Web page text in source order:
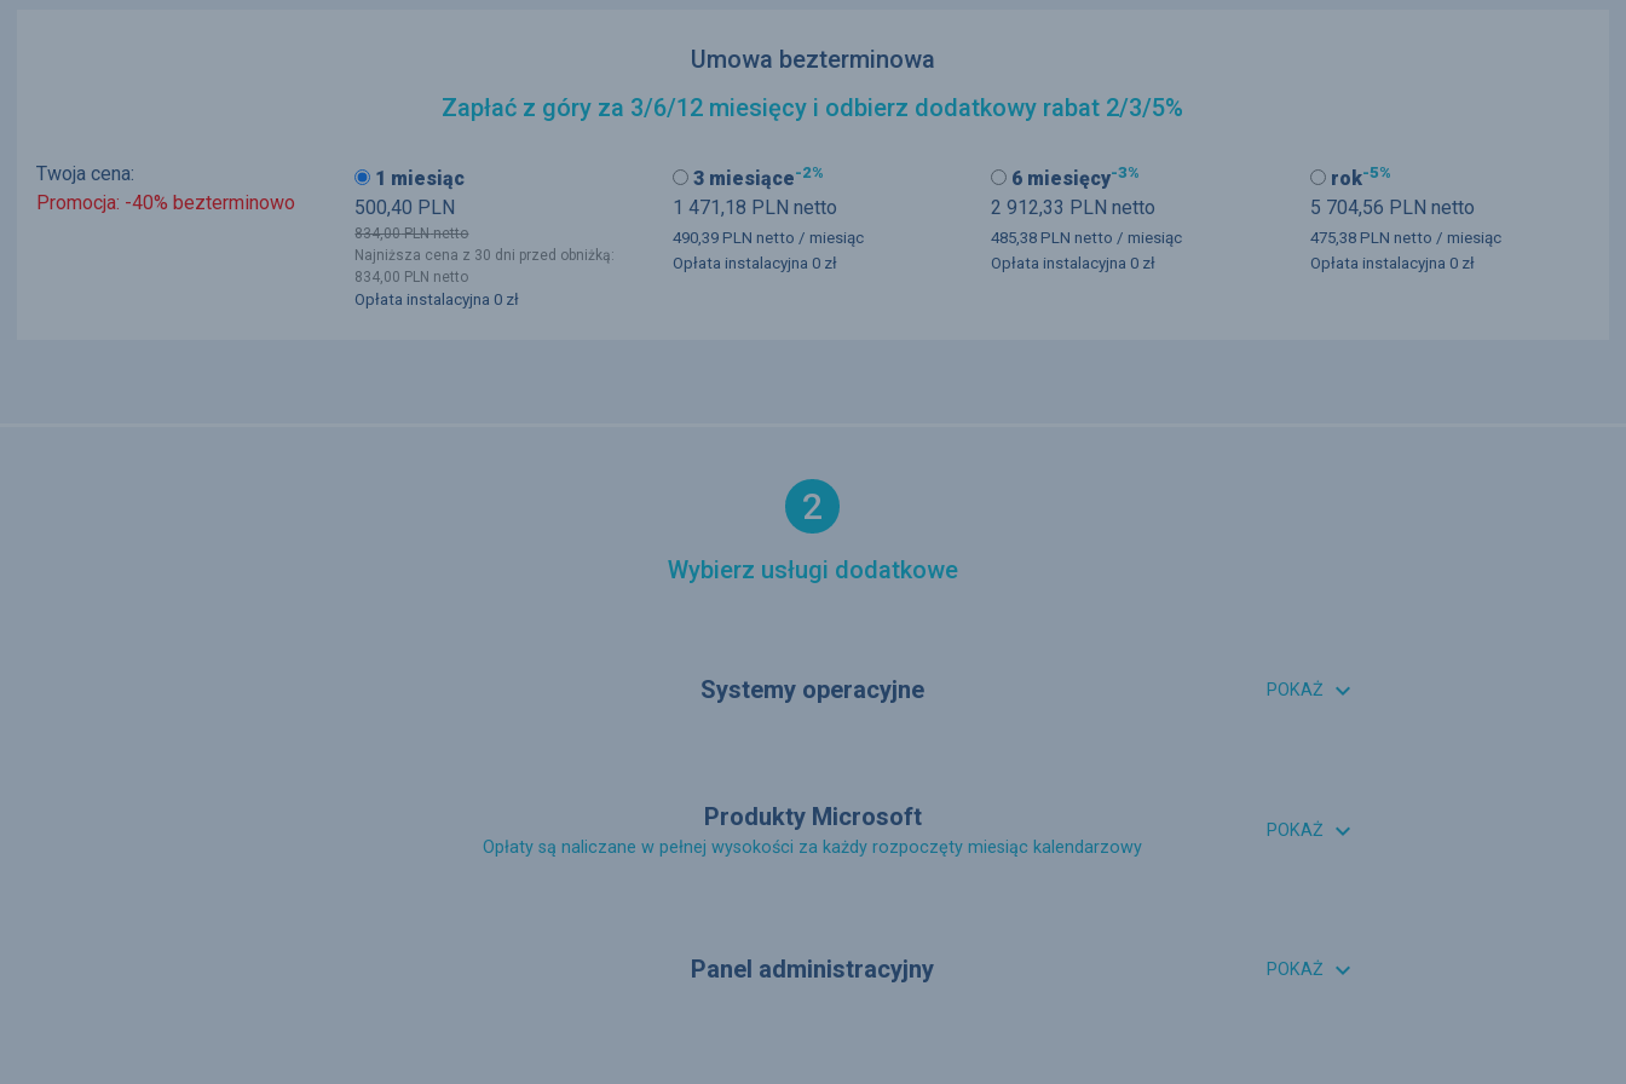
Umowa bezterminowa
Zapłać z góry za 3/6/12 miesięcy i odbierz dodatkowy rabat 2/3/5%
Twoja cena:
Promocja: -40% bezterminowo
1 miesiąc
500,40 PLN
834,00PLN netto
Najniższa cena z 30 dni przed obniżką:
834,00 PLN netto
Opłata instalacyjna 0 zł
3 miesiące-2%
1 471,18 PLN netto
490,39 PLN netto / miesiąc
Opłata instalacyjna 0 zł
6 miesięcy-3%
2 912,33 PLN netto
485,38 PLN netto / miesiąc
Opłata instalacyjna 0 zł
rok-5%
5 704,56 PLN netto
475,38PLN netto / miesiąc
Opłata instalacyjna 0 zł
2
Wybierz usługi dodatkowe
Systemy operacyjne POKAŻ 
Produkty Microsoft POKAŻ 
Opłaty są naliczane w pełnej wysokości za każdy rozpoczęty miesiąc kalendarzowy
Panel administracyjny POKAŻ 